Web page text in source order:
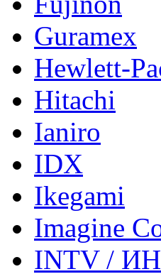
Guramex
Hewlett-
Hitachi
Ianiro
IDX
Ikegami
Imagine
INTV /